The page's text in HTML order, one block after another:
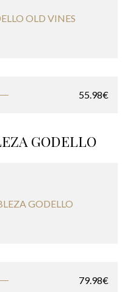
55.98€
GODELLO
79.98€